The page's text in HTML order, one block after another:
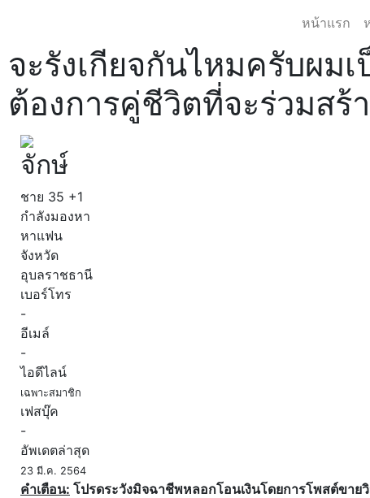
หน้าแรก
จะรังเกียจกันไหมครับผม
ต้องการคู่ชีวิตที่จะร่วมสร้
จักษ์
ชาย 35 +1
กำลังมองหา
หาแฟน
จังหวัด
อุบลราชธานี
เบอร์โทร
-
อีเมล์
-
ไอดีไลน์
เฉพาะสมาชิก
เฟสบุ๊ค
-
อัพเดตล่าสุด
23 มี.ค. 2564
คำเตือน: โปรดระวังมิจฉาชีพหลอกโอนเงินโดยการโพสต์ขา